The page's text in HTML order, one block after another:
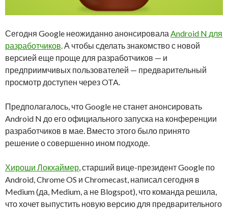
Сегодня Google неожиданно анонсировала Android N для
разработчиков . А чтобы сделать знакомство с новой
версией еще проще для разработчиков — и
предприимчивых пользователей — предварительный
просмотр доступен через OTA.
Предполагалось, что Google не станет анонсировать
Android N до его официального запуска на конференции
разработчиков в мае. Вместо этого было принято
решение о совершенно ином подходе.
Хироши Локхаймер , старший вице-президент Google по
Android, Chrome OS и Chromecast, написал сегодня в
Medium (да, Medium, а не Blogspot), что команда решила,
что хочет выпустить новую версию для предварительного